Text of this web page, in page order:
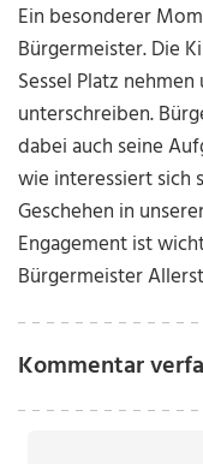
Ein besonderer
Bürgermeister. Die
Sessel Platz
unterschreiben.
dabei auch seine
wie interessiert sich
Geschehen in
Engagement ist
Bürgermeister
Kommentar